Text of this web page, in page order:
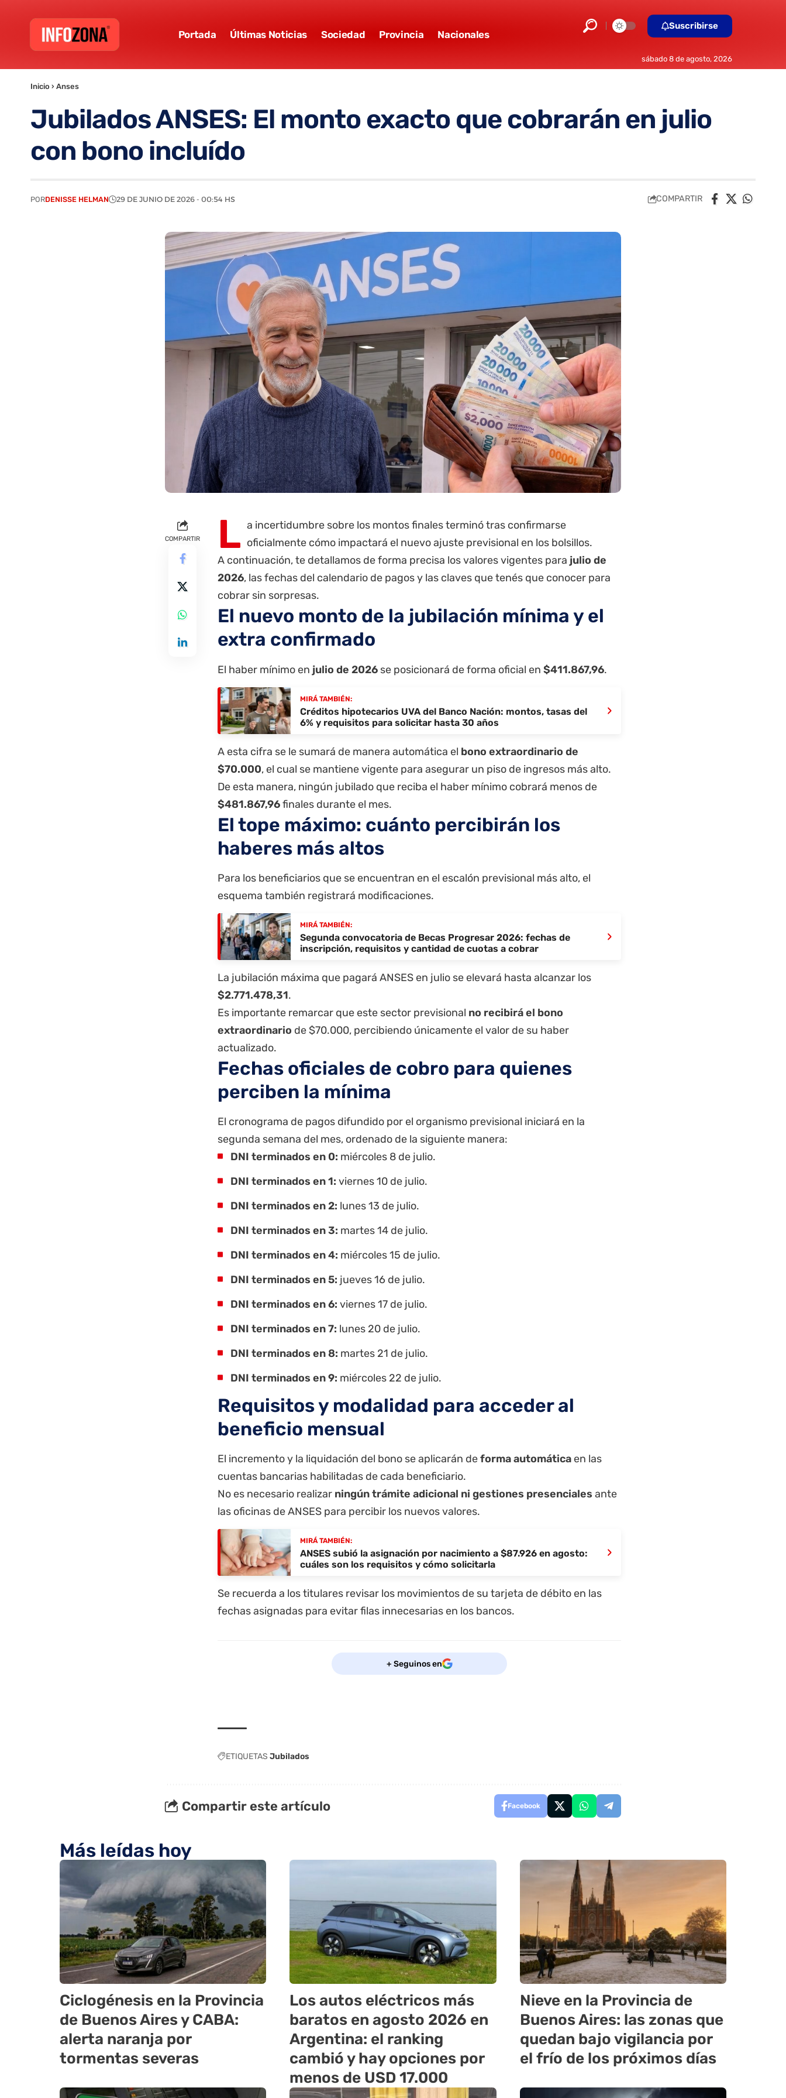
Portada Últimas Noticias Sociedad Provincia Nacionales
Suscribirse
sábado 8 de agosto, 2026
Inicio › Anses
Jubilados ANSES: El monto exacto que cobrarán en julio
con bono incluído
PORDENISSE HELMAN 29 DE JUNIO DE 2026 - 00:54 HS COMPARTIR
COMPARTIR L a incertidumbre sobre los montos finales terminó tras confirmarse
oficialmente cómo impactará el nuevo ajuste previsional en los bolsillos.
A continuación, te detallamos de forma precisa los valores vigentes para julio de
2026, las fechas del calendario de pagos y las claves que tenés que conocer para
cobrar sin sorpresas.
El nuevo monto de la jubilación mínima y el
extra confirmado
El haber mínimo en julio de 2026 se posicionará de forma oficial en $411.867,96.
MIRÁ TAMBIÉN:
Créditos hipotecarios UVA del Banco Nación: montos, tasas del
6% y requisitos para solicitar hasta 30 años
›
A esta cifra se le sumará de manera automática el bono extraordinario de
$70.000, el cual se mantiene vigente para asegurar un piso de ingresos más alto.
De esta manera, ningún jubilado que reciba el haber mínimo cobrará menos de
$481.867,96finales durante el mes.
El tope máximo: cuánto percibirán los
haberes más altos
Para los beneficiarios que se encuentran en el escalón previsional más alto, el
esquema también registrará modificaciones.
MIRÁ TAMBIÉN:
Segunda convocatoria de Becas Progresar 2026: fechas de
inscripción, requisitos y cantidad de cuotas a cobrar
›
La jubilación máxima que pagará ANSES en julio se elevará hasta alcanzar los
$2.771.478,31.
Es importante remarcar que este sector previsional no recibirá el bono
extraordinario de $70.000, percibiendo únicamente el valor de su haber
actualizado.
Fechas oficiales de cobro para quienes
perciben la mínima
El cronograma de pagos difundido por el organismo previsional iniciará en la
segunda semana del mes, ordenado de la siguiente manera:
DNI terminados en 0: miércoles 8 de julio.
DNI terminados en 1: viernes 10 de julio.
DNI terminados en 2: lunes 13 de julio.
DNI terminados en 3: martes 14 de julio.
DNI terminados en 4: miércoles 15 de julio.
DNI terminados en 5: jueves 16 de julio.
DNI terminados en 6: viernes 17 de julio.
DNI terminados en 7: lunes 20 de julio.
DNI terminados en 8: martes 21 de julio.
DNI terminados en 9: miércoles 22 de julio.
Requisitos y modalidad para acceder al
beneficio mensual
El incremento y la liquidación del bono se aplicarán deforma automática en las
cuentas bancarias habilitadas de cada beneficiario.
No es necesario realizar ningún trámite adicional ni gestiones presenciales ante
las oficinas de ANSES para percibir los nuevos valores.
MIRÁ TAMBIÉN:
ANSES subió la asignación por nacimiento a $87.926 en agosto:
cuáles son los requisitos y cómo solicitarla
›
Se recuerda a los titulares revisar los movimientos de su tarjeta de débito en las
fechas asignadas para evitar filas innecesarias en los bancos.
+ Seguinos en
ETIQUETAS Jubilados
Compartir este artículo Facebook
Más leídas hoy
Ciclogénesis en la Provincia
de Buenos Aires y CABA:
alerta naranja por
tormentas severas
Los autos eléctricos más
baratos en agosto 2026 en
Argentina: el ranking
cambió y hay opciones por
menos de USD 17.000
Nieve en la Provincia de
Buenos Aires: las zonas que
quedan bajo vigilancia por
el frío de los próximos días